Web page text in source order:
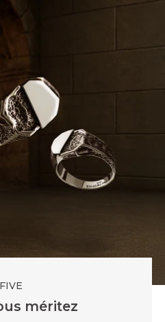
rappel quotidien de la
intemporel.
méritez